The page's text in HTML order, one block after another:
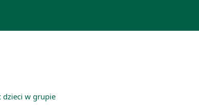
dzieci w grupie